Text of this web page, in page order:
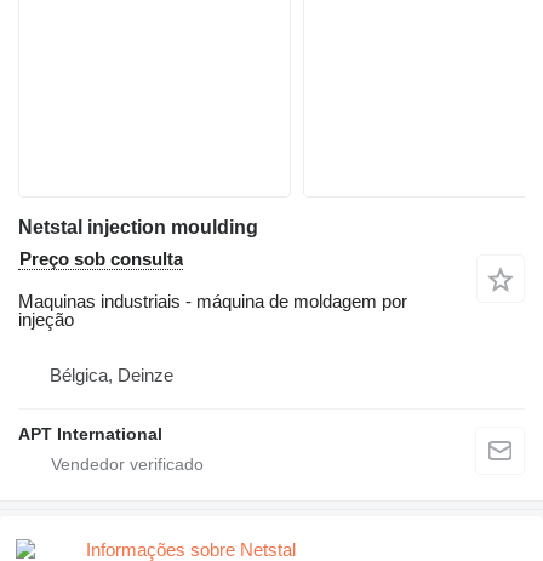
Netstal injection moulding
Preço sob consulta
Maquinas industriais - máquina de moldagem por
injeção
Bélgica, Deinze
APT International
Informações sobre Netstal